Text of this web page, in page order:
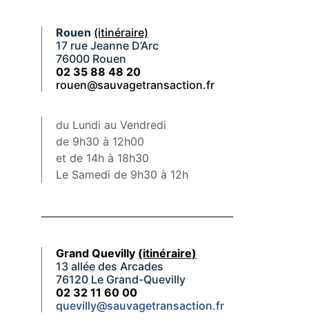
Rouen (itinéraire)
17 rue Jeanne D’Arc
76000 Rouen
02 35 88 48 20
rouen@sauvagetransaction.fr
du Lundi au Vendredi
de 9h30 à 12h00
et de 14h à 18h30
Le Samedi de 9h30 à 12h
Grand Quevilly (itinéraire)
13 allée des Arcades
76120 Le Grand-Quevilly
02 32 11 60 00
quevilly@sauvagetransaction.fr